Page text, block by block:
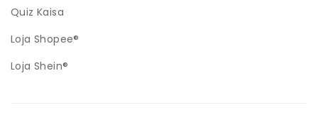
Quiz Kaisa
Loja Shopee®
Loja Shein®